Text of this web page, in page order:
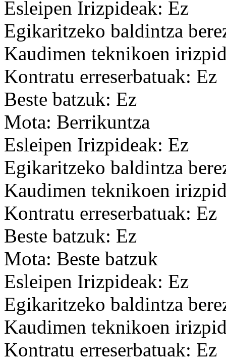
Esleipen Irizpideak: Ez
Egikaritzeko baldintza
Kaudimen teknikoen
Kontratu erreserbatuak: Ez
Beste batzuk: Ez
Mota: Berrikuntza
Esleipen Irizpideak: Ez
Egikaritzeko baldintza
Kaudimen teknikoen
Kontratu erreserbatuak: Ez
Beste batzuk: Ez
Mota: Beste batzuk
Esleipen Irizpideak: Ez
Egikaritzeko baldintza
Kaudimen teknikoen
Kontratu erreserbatuak: Ez